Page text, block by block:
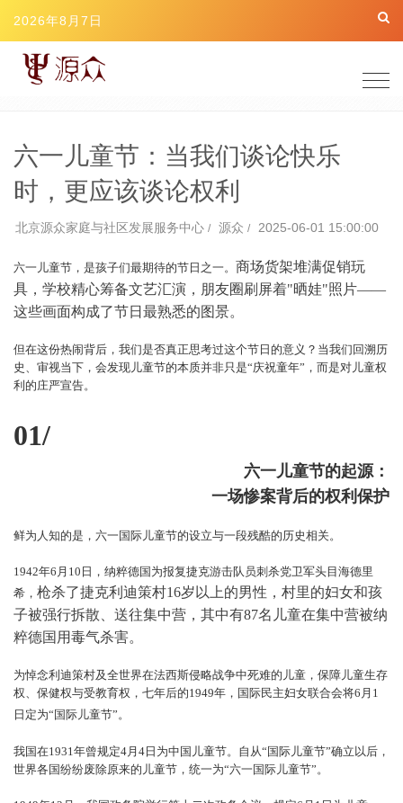
2026年8月7日
六一儿童节：当我们谈论快乐
时，更应该谈论权利
北京源众家庭与社区发展服务中心 源众 2025-06-01 15:00:00
六一儿童节，是孩子们最期待的节日之一。 商场货架堆满促销玩
具，学校精心筹备文艺汇演，朋友圈刷屏着"晒娃"照片——
这些画面构成了节日最熟悉的图景。
但在这份热闹背后，我们是否真正思考过这个节日的意义？当我们回溯历
史、审视当下，会发现儿童节的本质并非只是“庆祝童年”，而是对儿童权
利的庄严宣告。
01/
六一儿童节的起源：
一场惨案背后的权利保护
鲜为人知的是，六一国际儿童节的设立与一段残酷的历史相关。
1942年6月10日，纳粹德国为报复捷克游击队员刺杀党卫军头目海德里
希， 枪杀了捷克利迪策村16岁以上的男性，村里的妇女和孩
子被强行拆散、送往集中营，其中有87名儿童在集中营被纳
粹德国用毒气杀害。
为悼念利迪策村及全世界在法西斯侵略战争中死难的儿童，保障儿童生存
权、保健权与受教育权，七年后的1949年，国际民主妇女联合会将6月1
日定为“国际儿童节”。
我国在1931年曾规定4月4日为中国儿童节。自从“国际儿童节”确立以后，
世界各国纷纷废除原来的儿童节，统一为“六一国际儿童节”。